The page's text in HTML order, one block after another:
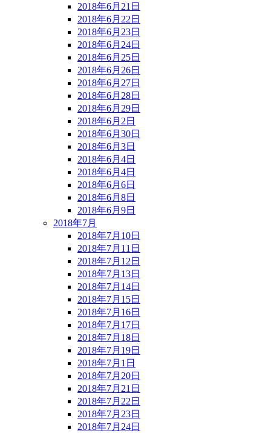
2018年6月21日
2018年6月22日
2018年6月23日
2018年6月24日
2018年6月25日
2018年6月26日
2018年6月27日
2018年6月28日
2018年6月29日
2018年6月2日
2018年6月30日
2018年6月3日
2018年6月4日
2018年6月4日
2018年6月6日
2018年6月8日
2018年6月9日
2018年7月
2018年7月10日
2018年7月11日
2018年7月12日
2018年7月13日
2018年7月14日
2018年7月15日
2018年7月16日
2018年7月17日
2018年7月18日
2018年7月19日
2018年7月1日
2018年7月20日
2018年7月21日
2018年7月22日
2018年7月23日
2018年7月24日